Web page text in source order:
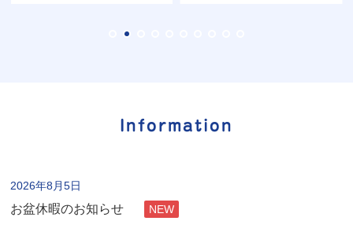
Information
2026年8月5日
お盆休暇のお知らせ NEW